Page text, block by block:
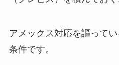
アメックス対応を謳って
条件です。